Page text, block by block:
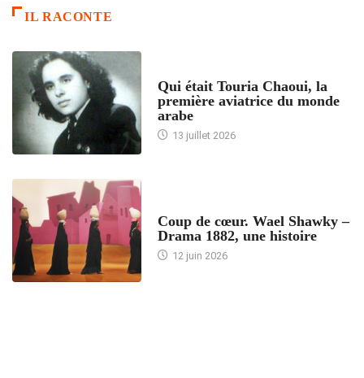
IL RACONTE
Qui était Touria Chaoui, la
première aviatrice du monde
arabe
13 juillet 2026
Coup de cœur. Wael Shawky –
Drama 1882, une histoire
12 juin 2026